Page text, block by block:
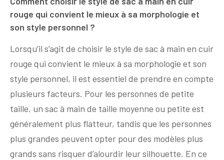
rouge qui convient le mieux à sa morphologie et
son style personnel ?
Lorsqu’il s’agit de choisir le style de sac à main en cuir
rouge qui convient le mieux à sa morphologie et son
style personnel, il est essentiel de prendre en compte
plusieurs facteurs. Pour les personnes de petite
taille, un sac à main de taille moyenne ou petite est
généralement plus flatteur, tandis que les personnes
plus grandes peuvent opter pour des modèles plus
grands sans risquer d’alourdir leur silhouette. En ce